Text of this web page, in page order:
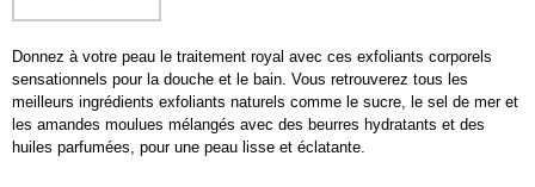
Donnez à votre peau le traitement royal avec ces exfoliants corporels
sensationnels pour la douche et le bain. Vous retrouverez tous les
meilleurs ingrédients exfoliants naturels comme le sucre, le sel de mer et
les amandes moulues mélangés avec des beurres hydratants et des
huiles parfumées, pour une peau lisse et éclatante.